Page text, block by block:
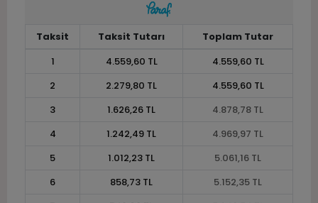
Taksit Taksit Tutarı
Toplam Tutar
1
4.559,60 TL
4.559,60 TL
2
2.279,80 TL
4.559,60 TL
3
1.626,26 TL
4.878,78 TL
4
1.242,49 TL
4.969,97 TL
5
1.012,23 TL
5.061,16 TL
6
858,73 TL
5.152,35 TL